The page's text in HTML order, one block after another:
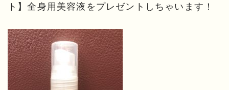
ト】全身用美容液をプレゼントしちゃいます！